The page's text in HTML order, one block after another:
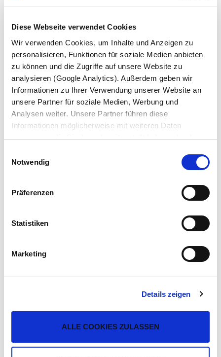
Diese Webseite verwendet Cookies
Wir verwenden Cookies, um Inhalte und Anzeigen zu
personalisieren, Funktionen für soziale Medien anbieten
zu können und die Zugriffe auf unsere Website zu
analysieren (Google Analytics). Außerdem geben wir
Informationen zu Ihrer Verwendung unserer Website an
unsere Partner für soziale Medien, Werbung und
Analysen weiter. Unsere Partner führen diese
Informationen möglicherweise mit weiteren Daten
zusammen, die Sie ihnen bereitgestellt haben oder die
haben. Wir setzen im Rahmen des Trackings auch
abweichenden Datenschutzbestimmungen ein, wodurch
das Risiko von behördlichen Zugriffen bzw. von
Datenschutzerklärung
Notwendig
Präferenzen
Statistiken
Marketing
Details zeigen
ALLE COOKIES ZULASSEN
Ja runa ir par gardīnēm, ir nepieciešama elastība. Tādēļ
nepieciešams stacionārs jumts, Hamburgas jumts vai
gardīnes bīdāmais jumts, ar bortiem, ar aizkariem vai ar
bortu aizkariem ‒ katram izmantošanas mērķim mums ir
piemērots gardīnes modulis.
Ritošā daļa, kura var vairāk.